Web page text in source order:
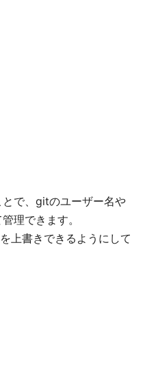
で、gitのユーザー名や
理できます。
上書きできるようにして